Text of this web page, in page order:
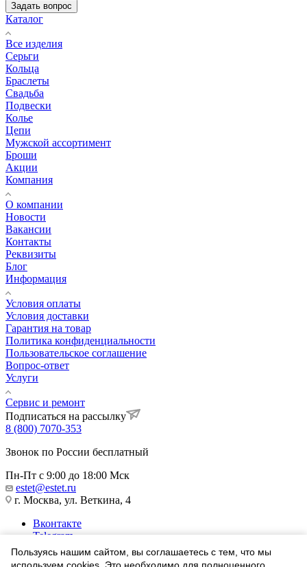
Задать вопрос
Каталог
Все изделия
Серьги
Кольца
Браслеты
Свадьба
Подвески
Колье
Цепи
Мужской ассортимент
Броши
Акции
Компания
О компании
Новости
Вакансии
Контакты
Реквизиты
Блог
Информация
Условия оплаты
Условия доставки
Гарантия на товар
Политика конфиденциальности
Пользовательское соглашение
Вопрос-ответ
Услуги
Сервис и ремонт
Подписаться на рассылку
8 (800) 7070-353
Звонок по России бесплатный
Пн-Пт с 9:00 до 18:00 Мск
estet@estet.ru
г. Москва, ул. Веткина, 4
Вконтакте
Telegram
Одноклассники
WhatsApp
Пользуясь нашим сайтом, вы соглашаетесь с тем, что мы